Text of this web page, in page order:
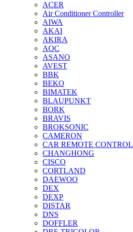
ACER
Air Conditioner Controller
AIWA
AKAI
AKIRA
AOC
ASANO
AVEST
BBK
BEKO
BIMATEK
BLAUPUNKT
BORK
BRAVIS
BROKSONIC
CAMERON
CAR REMOTE CONTROL
CHANGHONG
CISCO
CORTLAND
DAEWOO
DEX
DEXP
DISTAR
DNS
DOFFLER